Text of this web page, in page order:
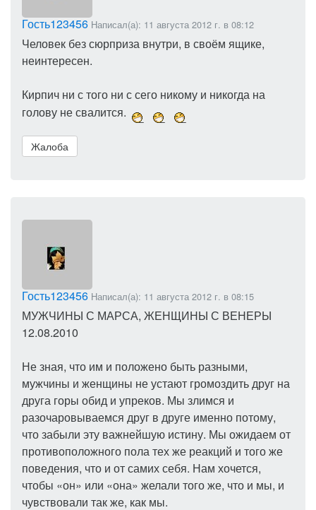
Гость123456 Написал(а): 11 августа 2012 г. в 08:12
Человек без сюрприза внутри, в своём ящике,
неинтересен.
Кирпич ни с того ни с сего никому и никогда на
голову не свалится.
Жалоба
Гость123456 Написал(а): 11 августа 2012 г. в 08:15
МУЖЧИНЫ С МАРСА, ЖЕНЩИНЫ С ВЕНЕРЫ
12.08.2010
Не зная, что им и положено быть разными,
мужчины и женщины не устают громоздить друг на
друга горы обид и упреков. Мы злимся и
разочаровываемся друг в друге именно потому,
что забыли эту важнейшую истину. Мы ожидаем от
противоположного пола тех же реакций и того же
поведения, что и от самих себя. Нам хочется,
чтобы «он» или «она» желали того же, что и мы, и
чувствовали так же, как мы.